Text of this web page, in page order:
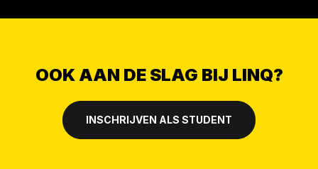
OOK AAN DE SLAG BIJ LINQ?
INSCHRIJVEN ALS STUDENT